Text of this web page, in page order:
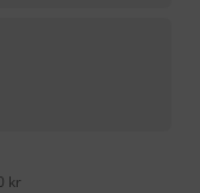
kr